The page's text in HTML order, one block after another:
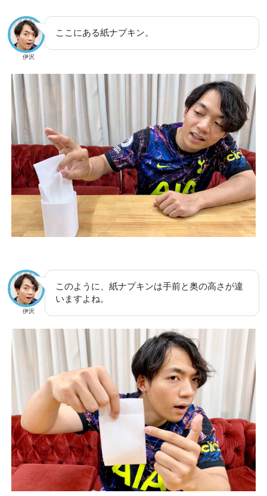
伊沢
ここにある紙ナプキン。
伊沢
このように、紙ナプキンは手前と奥の高さが違
いますよね。